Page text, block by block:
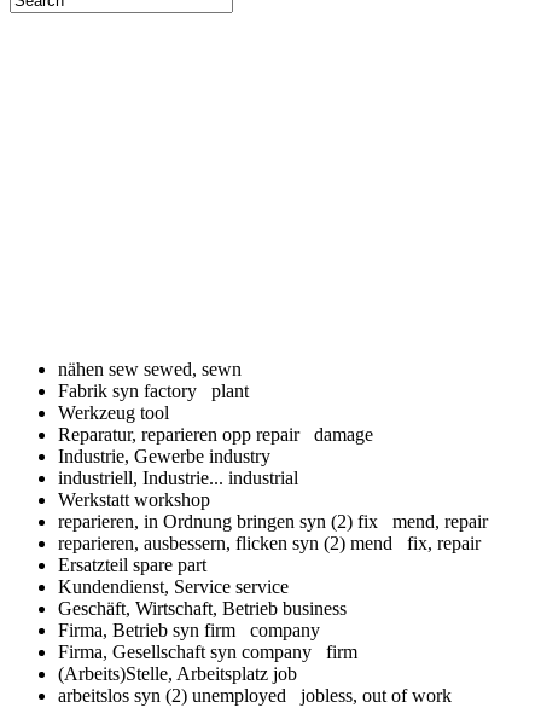
nähen sew sewed, sewn
Fabrik syn factory plant
Werkzeug tool
Reparatur, reparieren opp repair damage
Industrie, Gewerbe industry
industriell, Industrie... industrial
Werkstatt workshop
reparieren, in Ordnung bringen syn (2) fix mend, repair
reparieren, ausbessern, flicken syn (2) mend fix, repair
Ersatzteil spare part
Kundendienst, Service service
Geschäft, Wirtschaft, Betrieb business
Firma, Betrieb syn firm company
Firma, Gesellschaft syn company firm
(Arbeits)Stelle, Arbeitsplatz job
arbeitslos syn (2) unemployed jobless, out of work